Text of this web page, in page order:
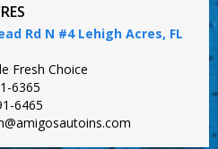
Rd N #4 Lehigh Acres, FL
Fresh Choice
6365
6465